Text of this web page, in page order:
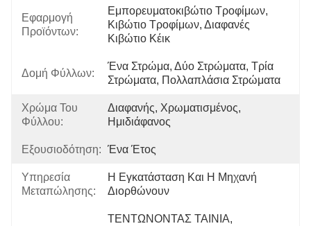
Εφαρμογή
Προϊόντων:
Εμπορευματοκιβώτιο Τροφίμων,
Κιβώτιο Τροφίμων, Διαφανές
Κιβώτιο Κέικ
Δομή Φύλλων:
Ένα Στρώμα, Δύο Στρώματα, Τρία
Στρώματα, Πολλαπλάσια Στρώματα
Χρώμα Του
Φύλλου:
Διαφανής, Χρωματισμένος,
Ημιδιάφανος
Εξουσιοδότηση: Ένα Έτος
Υπηρεσία
Μεταπώλησης:
Η Εγκατάσταση Και Η Μηχανή
Διορθώνουν
ΤΕΝΤΩΝΟΝΤΑΣ ΤΑΙΝΙΑ,